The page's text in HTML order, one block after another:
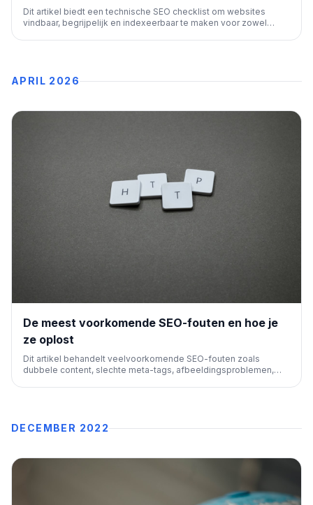
Dit artikel biedt een technische SEO checklist om websites
vindbaar, begrijpelijk en indexeerbaar te maken voor zowel
APRIL 2026
De meest voorkomende SEO-fouten en hoe je
ze oplost
Dit artikel behandelt veelvoorkomende SEO-fouten zoals
dubbele content, slechte meta-tags, afbeeldingsproblemen,
DECEMBER 2022